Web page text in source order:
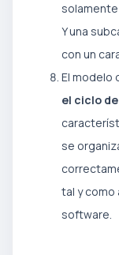
Y una
con un
El modelo
el ciclo
se
tal y como
software.